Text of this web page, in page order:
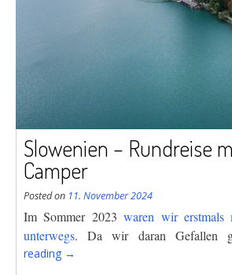
Slowenien – Rundreise
Camper
Posted on 11. November 2024
Im Sommer 2023waren wir erstmals
unterwegs. Da wir daran Gefallen
reading “Slowenien
→